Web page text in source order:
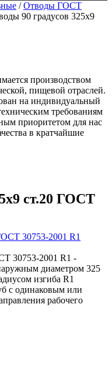
/Отводы ГОСТ
90 градусов 325х9
производством
пищевой отраслей.
на индивидуальный
требованиям
приоритетом для нас
в кратчайшие
ст.20 ГОСТ
30753-2001 R1 -
диаметром 325
изгиба R1
с одинаковым или
рабочего